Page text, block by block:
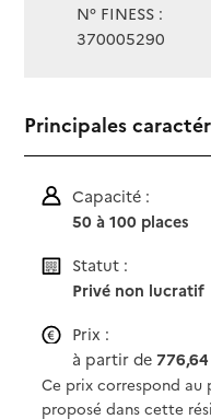
N° FINESS :
370005290
Principales
Capacité :
50 à 100 places
Statut :
Privé non lucratif
Prix :
à partir de
Ce prix correspond au
proposé dans cette